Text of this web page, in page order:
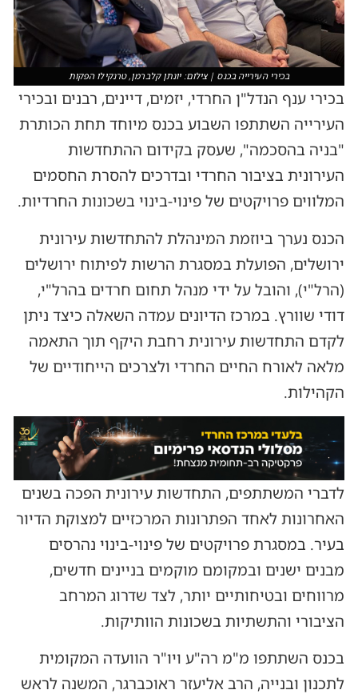
בכירי העירייה בכנס | צילום: יונתן קלברמן, טרנקילו הפקות
בכירי ענף הנדל"ן החרדי, יזמים, דיינים, רבנים ובכירי
העירייה השתתפו השבוע בכנס מיוחד תחת הכותרת
"בניה בהסכמה", שעסק בקידום ההתחדשות
העירונית בציבור החרדי ובדרכים להסרת החסמים
המלווים פרויקטים של פינוי-בינוי בשכונות החרדיות.
הכנס נערך ביוזמת המינהלת להתחדשות עירונית
ירושלים, הפועלת במסגרת הרשות לפיתוח ירושלים
(הרל"י), והובל על ידי מנהל תחום חרדים בהרל"י,
דודי שוורץ. במרכז הדיונים עמדה השאלה כיצד ניתן
לקדם התחדשות עירונית רחבת היקף תוך התאמה
מלאה לאורח החיים החרדי ולצרכים הייחודיים של
הקהילות.
לדברי המשתתפים, התחדשות עירונית הפכה בשנים
האחרונות לאחד הפתרונות המרכזיים למצוקת הדיור
בעיר. במסגרת פרויקטים של פינוי-בינוי נהרסים
מבנים ישנים ובמקומם מוקמים בניינים חדשים,
מרווחים ובטיחותיים יותר, לצד שדרוג המרחב
הציבורי והתשתיות בשכונות הוותיקות.
בכנס השתתפו מ"מ רה"ע ויו"ר הוועדה המקומית
לתכנון ובנייה, הרב אליעזר ראוכברגר, המשנה לראש